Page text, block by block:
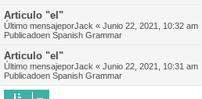
Articulo "el"
Último mensajeporJack « Junio 22, 2021, 10:32 am
Publicadoen Spanish Grammar
Articulo "el"
Último mensajeporJack « Junio 22, 2021, 10:31 am
Publicadoen Spanish Grammar